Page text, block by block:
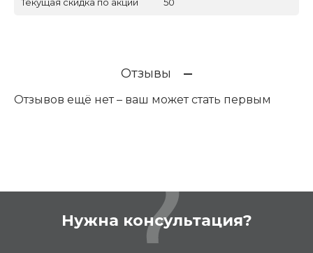
Отзывы
Отзывов ещё нет – ваш может стать первым
Нужна консультация?